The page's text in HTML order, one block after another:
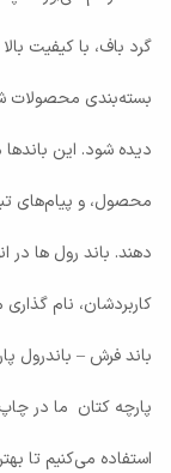
گرد باف، با کیفیت
بسته‌بندی محصولات
دیده شود. این
محصول، و پیام‌های
دهند. باند رول ها
کاربردشان، نام
باند فرش – باندرول
پارچه کتان ما در
استفاده می‌کنیم تا